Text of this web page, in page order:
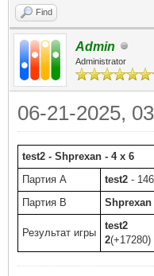
Find
Admin
Administrator
06-21-2025,
test2 - Shprexan - 4 x 6
Партия A
test2 -
Партия B
Shprexan
Результат игры
test2
2(+17280)